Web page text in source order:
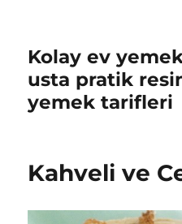
Kolay ev
usta pratik
yemek tarifleri
Kahveli ve